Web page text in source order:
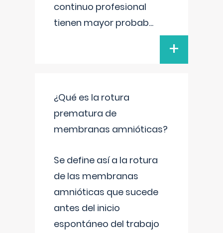
continuo profesional
tienen mayor probab...
+
¿Qué es la rotura
prematura de
membranas amnióticas?
Se define así a la rotura
de las membranas
amnióticas que sucede
antes del inicio
espontáneo del trabajo